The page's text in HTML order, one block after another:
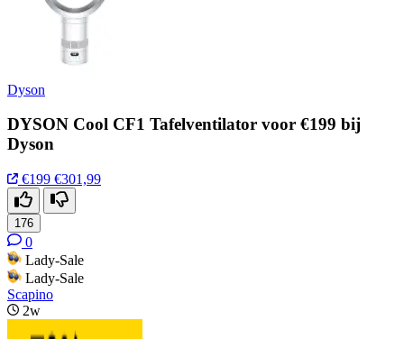
Dyson
DYSON Cool CF1 Tafelventilator voor €199 bij
Dyson
€199 €301,99
176
0
Lady-Sale
Lady-Sale
Scapino
2w